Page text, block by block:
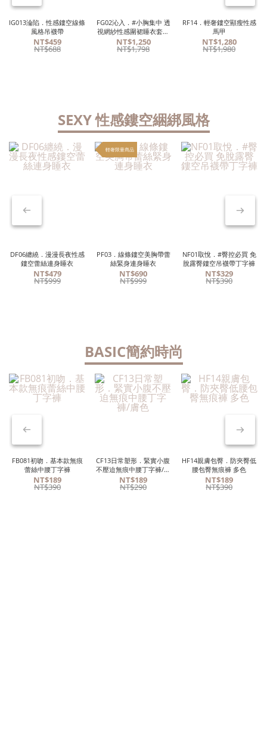
IG013淪陷．性感鏤空線條
風格吊襪帶
NT$459
NT$688
FG02沁入．#小胸集中 透
視網紗性感圍裙睡衣套裝
黑色
NT$1,250
NT$1,798
RF14．輕奢鏤空顯瘦性感
馬甲
NT$1,280
NT$1,980
SEXY 性感鏤空綑綁風格
DF06纏繞．漫漫長夜性感
鏤空蕾絲連身睡衣
NT$479
NT$999
輕奢限量商品
PF03．線條鏤空美胸帶蕾
絲緊身連身睡衣
NT$690
NT$999
NF01取悅．#臀控必買 免
脫露臀鏤空吊襪帶丁字褲
NT$329
NT$390
BASIC簡約時尚
FB081初吻．基本款無痕
蕾絲中腰丁字褲
NT$189
NT$390
CF13日常塑形．緊實小腹
不壓迫無痕中腰丁字褲/膚
色
NT$189
NT$290
HF14親膚包臀．防夾臀低
腰包臀無痕褲 多色
NT$189
NT$390